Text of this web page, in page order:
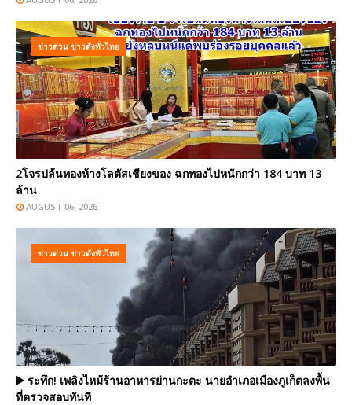
ข่าวด่วน ข่าวดังทั่วไทย
2โจรปล้นทองห้างโลตัสเชียงของ ฉกทองไปหนักกว่า 184 บาท 13
ล้าน
AUGUST 06, 2026
ข่าวด่วน ข่าวดังทั่วไทย
▶️ ระทึก! เพลิงไหม้ร้านอาหารย่านกะตะ นายอำเภอเมืองภูเก็ตลงพื้น
ที่ตรวจสอบทันที